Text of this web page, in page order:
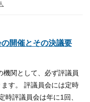
開催とその決議要
関として、必ず評議員
す。 評議員会には定時
時評議員会は年に1回、